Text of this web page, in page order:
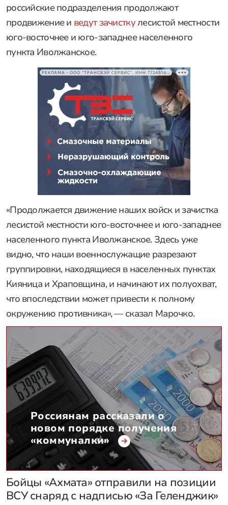
российские подразделения продолжают
продвижение и ведут зачисткулесистой местности
юго-восточнее и юго-западнее населенного
пункта Иволжанское.
РЕКЛАМА • ООО "ТРАНСВЭЙ СЕРВИС", ИНН 7724814198
«Продолжается движение наших войск и зачистка
лесистой местности юго-восточнее и юго-западнее
населенного пункта Иволжанское. Здесь уже
видно, что наши военнослужащие разрезают
группировки, находящиеся в населенных пунктах
Кияница и Храповщина, и начинают их полуохват,
что впоследствии может привести к полному
окружению противника», — сказал Марочко.
Россиянам рассказали о
новом порядке получения
«коммуналки»
Бойцы «Ахмата» отправили на позиции
ВСУ снаряд с надписью «За Геленджик»